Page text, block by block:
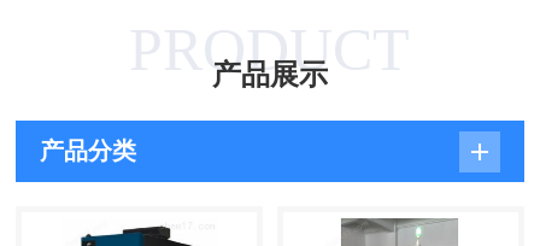
PRODUCT
产品展示
产品分类